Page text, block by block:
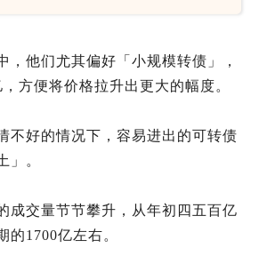
，他们尤其偏好「小规模转债」，
方便将价格拉升出更大的幅度。
不好的情况下，容易进出的可转债
」。
成交量节节攀升，从年初四五百亿
的1700亿左右。